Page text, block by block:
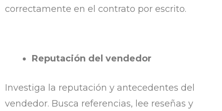
correctamente en el contrato por escrito.
Reputación del vendedor
Investiga la reputación y antecedentes del
vendedor. Busca referencias, lee reseñas y